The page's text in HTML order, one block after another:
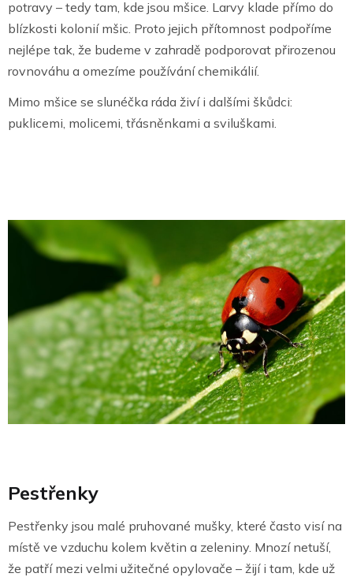
potravy – tedy tam, kde jsou mšice. Larvy klade přímo do
blízkosti kolonií mšic. Proto jejich přítomnost podpoříme
nejlépe tak, že budeme v zahradě podporovat přirozenou
rovnováhu a omezíme používání chemikálií.
Mimo mšice se slunéčka ráda živí i dalšími škůdci:
puklicemi, molicemi, třásněnkami a sviluškami.
Pestřenky
Pestřenky jsou malé pruhované mušky, které často visí na
místě ve vzduchu kolem květin a zeleniny. Mnozí netuší,
že patří mezi velmi užitečné opylovače – žijí i tam, kde už